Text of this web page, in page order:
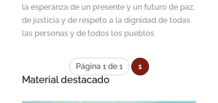
la esperanza de un presente y un futuro de paz,
de justicia y de respeto a la dignidad de todas
las personas y de todos los pueblos
Página 1 de 1 1
Material destacado